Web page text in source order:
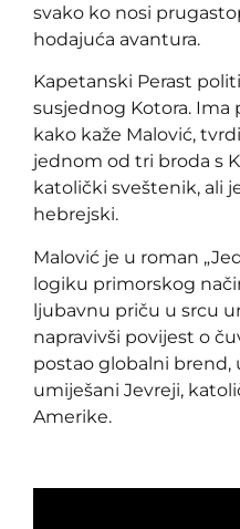
svako ko nosi
hodajuća avantura.
Kapetanski Perast
susjednog Kotora. Ima
kako kaže Malović,
jednom od tri broda s
katolički sveštenik, ali
hebrejski.
Malović je u roman
logiku primorskog
ljubavnu priču u srcu
napravivši povijest o
postao globalni brend,
umiješani Jevreji,
Amerike.